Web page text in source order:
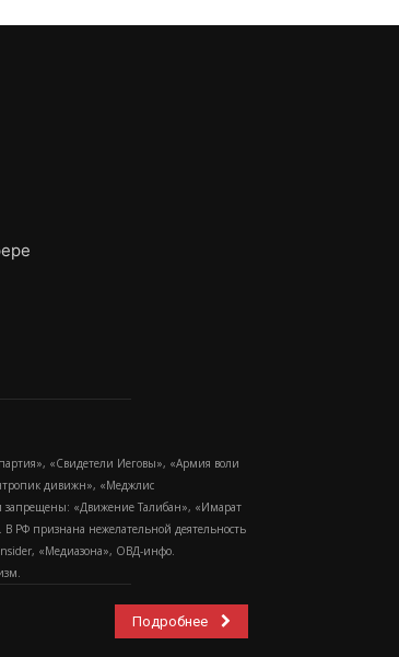
«Свидетели Иеговы», «Армия воли
дивижн», «Меджлис
запрещены: «Движение Талибан», «Имарат
РФ признана нежелательной деятельность
«Медиазона», ОВД-инфо.
Подробнее